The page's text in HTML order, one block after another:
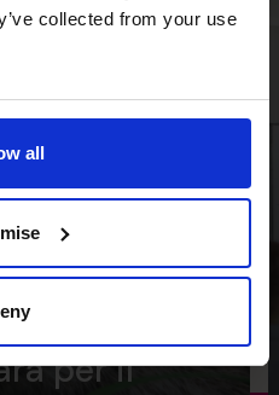
collected from your use
all
revisione
e a una
ai
al
una
per il